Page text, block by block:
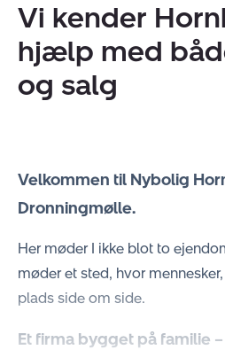
Vi kender
hjælp med
og salg
Velkommen til Nybolig
Dronningmølle.
Her møder I ikke blot to
møder et sted, hvor
plads side om side.
Et firma bygget på familie